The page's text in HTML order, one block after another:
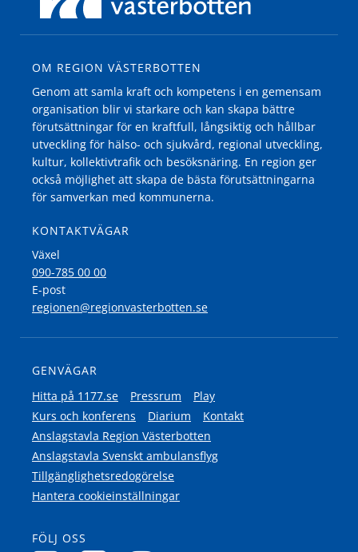
OM REGION VÄSTERBOTTEN
Genom att samla kraft och kompetens i en gemensam
organisation blir vi starkare och kan skapa bättre
förutsättningar för en kraftfull, långsiktig och hållbar
utveckling för hälso- och sjukvård, regional utveckling,
kultur, kollektivtrafik och besöksnäring. En region ger
också möjlighet att skapa de bästa förutsättningarna
för samverkan med kommunerna.
KONTAKTVÄGAR
Växel
090-785 00 00
E-post
regionen@regionvasterbotten.se
GENVÄGAR
Hitta på 1177.se
Pressrum
Play
Kurs och konferens
Diarium
Kontakt
Anslagstavla Region Västerbotten
Anslagstavla Svenskt ambulansflyg
Tillgänglighetsredogörelse
Hantera cookieinställningar
FÖLJ OSS